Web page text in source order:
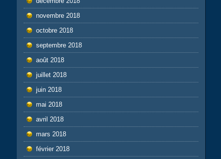
novembre 2018
octobre 2018
septembre 2018
août 2018
juillet 2018
juin 2018
mai 2018
avril 2018
mars 2018
février 2018